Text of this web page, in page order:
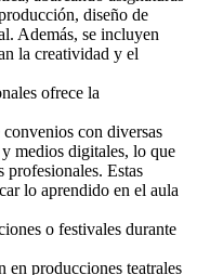
diseño de
Además, se incluyen
la creatividad y el
ofrece la
con diversas
medios digitales, lo que
profesionales. Estas
lo aprendido en el aula
o festivales durante
en producciones teatrales